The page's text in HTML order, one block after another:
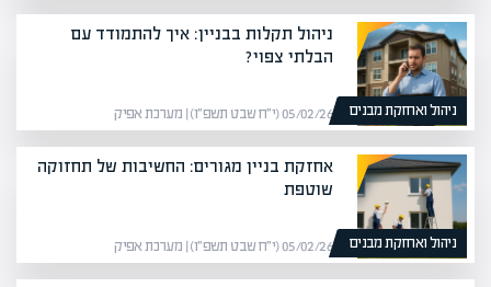
ניהול ואחזקת מבנים
ניהול תקלות בבניין: איך להתמודד עם
הבלתי צפוי?
05/02/26 (י״ח שבט תשפ״ו) | מערכת אפיק
ניהול ואחזקת מבנים
אחזקת בניין מגורים: החשיבות של תחזוקה
שוטפת
05/02/26 (י״ח שבט תשפ״ו) | מערכת אפיק